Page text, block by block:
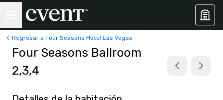
Regresar a Four Seasons Hotel Las Vegas
Four Seasons Ballroom
2,3,4